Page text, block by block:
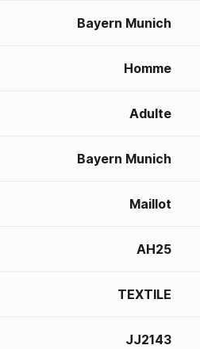
Bayern Munich
Homme
Adulte
Bayern Munich
Maillot
AH25
TEXTILE
JJ2143